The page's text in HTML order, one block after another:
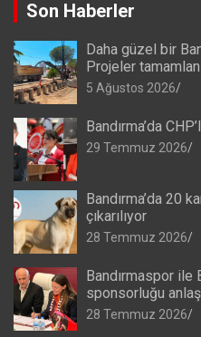
Son Haberler
Daha güzel bir
Projeler
5 Ağustos 2026
Bandırma’da
29 Temmuz 2026
Bandırma’da 20
çıkarılıyor
28 Temmuz 2026
Bandırmaspor ile
sponsorluğu
28 Temmuz 2026